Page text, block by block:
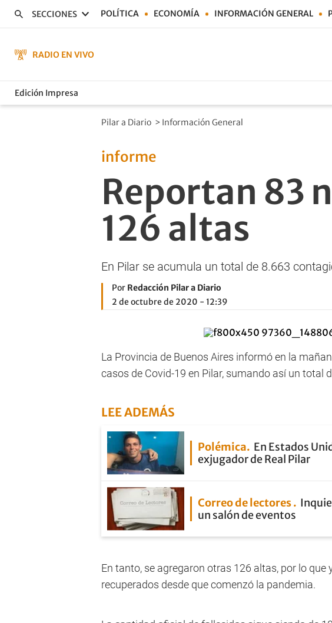
SECCIONES POLÍTICA ECONOMÍA INFORMACIÓN GENERAL
RADIO EN VIVO
Edición Impresa
Pilar a Diario > Información General
informe
Reportan 83
126 altas
En Pilar se acumula un total de 8.663
Por Redacción Pilar a Diario
2 de octubre de 2020 - 12:39
La Provincia de Buenos Aires informó en la
casos de Covid-19 en Pilar, sumando así un total
LEE ADEMÁS
Polémica
En Estados
exjugador de Real Pilar
Correo de lectores
un salón de eventos
En tanto, se agregaron otras 126 altas, por lo que
recuperados desde que comenzó la pandemia.